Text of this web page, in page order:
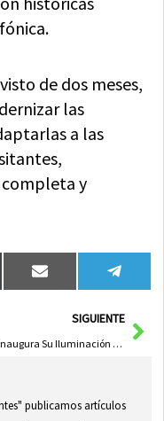
de dos meses,
las
a las
y
Compartir
en
Email
en
SIGUIENTE
Toledo Inaugura Su Iluminación Navideña en un Emotivo Evento con la Participación de Afanion
publicamos artículos